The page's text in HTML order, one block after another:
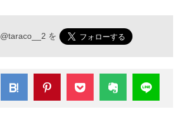
@taraco__2 を